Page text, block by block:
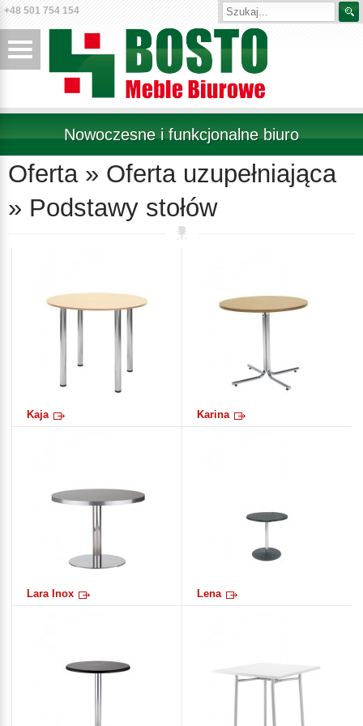
Nowoczesne i funkcjonalne biuro
+48 501 754 154
Oferta » Oferta uzupełniająca
» Podstawy stołów
Kaja Karina
Lara Inox Lena